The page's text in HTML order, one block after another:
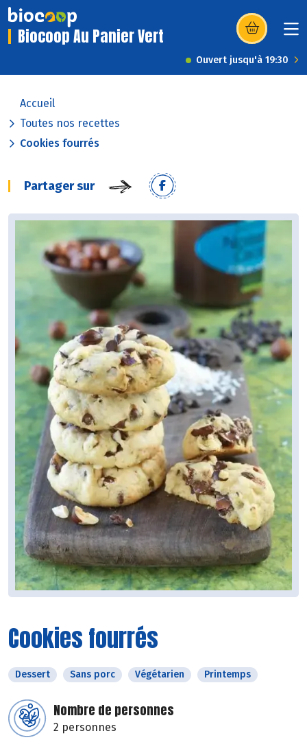
Biocoop Au Panier Vert (s’ouvre dans
Ouvert jusqu'à 19:30
Accueil
Toutes nos recettes
Cookies fourrés
Partager sur
Cookies fourrés
Dessert Sans porc Végétarien Printemps
Nombre de personnes
2 personnes